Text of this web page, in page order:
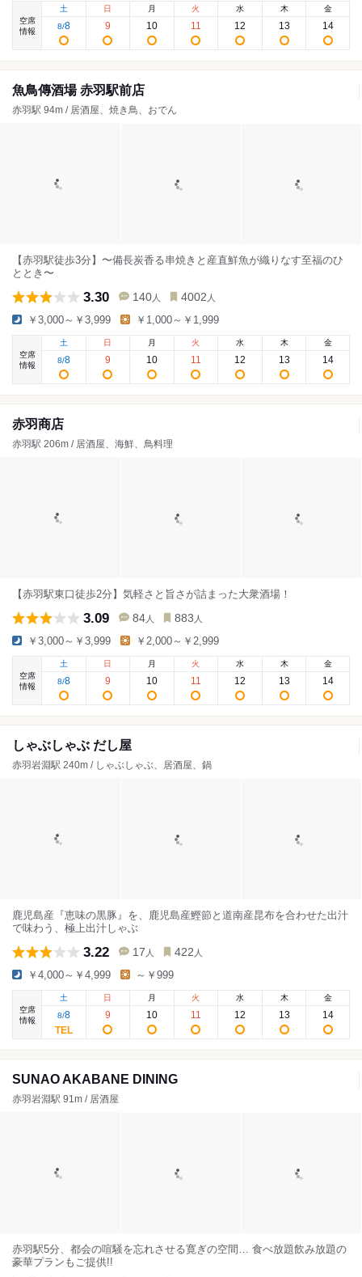
空席
情報
土
8/8
日
9
月
10
火
11
水
12
木
13
金
14
魚鳥傳酒場 赤羽駅前店
赤羽駅 94m / 居酒屋、焼き鳥、おでん
【赤羽駅徒歩3分】〜備長炭香る串焼きと産直鮮魚が織りなす至福のひ
ととき〜
3.30 140 人 4002 人
￥3,000～￥3,999 ￥1,000～￥1,999
空席
情報
土
8/8
日
9
月
10
火
11
水
12
木
13
金
14
赤羽商店
赤羽駅 206m / 居酒屋、海鮮、鳥料理
【赤羽駅東口徒歩2分】気軽さと旨さが詰まった大衆酒場！
3.09 84 人 883 人
￥3,000～￥3,999 ￥2,000～￥2,999
空席
情報
土
8/8
日
9
月
10
火
11
水
12
木
13
金
14
しゃぶしゃぶ だし屋
赤羽岩淵駅 240m / しゃぶしゃぶ、居酒屋、鍋
鹿児島産『恵味の黒豚』を、鹿児島産鰹節と道南産昆布を合わせた出汁
で味わう、極上出汁しゃぶ
3.22 17 人 422 人
￥4,000～￥4,999 ～￥999
空席
情報
土
8/8
日
9
月
10
火
11
水
12
木
13
金
14
SUNAO AKABANE DINING
赤羽岩淵駅 91m / 居酒屋
赤羽駅5分、都会の喧騒を忘れさせる寛ぎの空間… 食べ放題飲み放題の
豪華プランもご提供!!